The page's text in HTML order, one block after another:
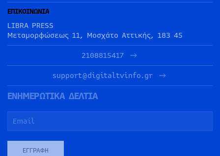
ΕΠΙΚΟΙΝΩΝΙΑ
LIBRA PRESS
Μεταμορφώσεως 11, Μοσχάτο Αττικής, 183 45
2108815417
support@digitaltvinfo.gr
ΕΝΗΜΕΡΩΤΙΚΑ ΔΕΛΤΙΑ
ΕΓΓΡΑΦΉ